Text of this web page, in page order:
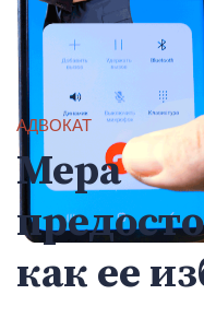
АДВОКАТ
Мера
как ее